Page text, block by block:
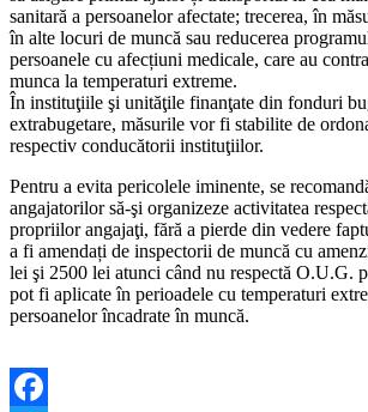
sanitară a persoanelor afectate; trecerea, în
în alte locuri de muncă sau reducerea
persoanele cu afecțiuni medicale, care au
munca la temperaturi extreme.
În instituţiile şi unităţile finanţate din fonduri
extrabugetare, măsurile vor fi stabilite de
respectiv conducătorii instituţiilor.
Pentru a evita pericolele iminente, se
angajatorilor să-şi organizeze activitatea
propriilor angajaţi, fără a pierde din vedere
a fi amendați de inspectorii de muncă cu
lei şi 2500 lei atunci când nu respectă O.U.G.
pot fi aplicate în perioadele cu temperaturi
persoanelor încadrate în muncă.